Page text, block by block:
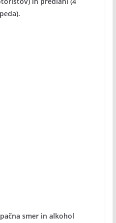
smer in alkohol